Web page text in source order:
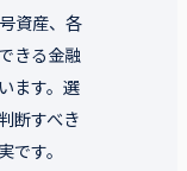
資産、各
きる金融
ます。選
断すべき
す。